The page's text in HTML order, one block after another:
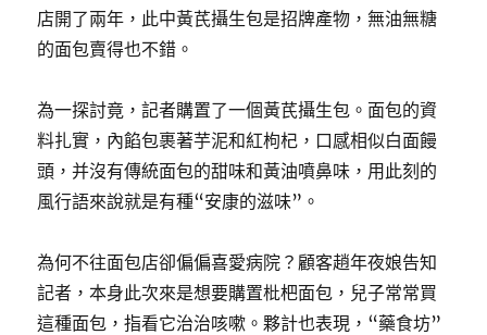
店開了兩年，此中黃芪攝生包是招牌產物，無油無糖
的面包賣得也不錯。
為一探討竟，記者購置了一個黃芪攝生包。面包的資
料扎實，內餡包裹著芋泥和紅枸杞，口感相似白面饅
頭，并沒有傳統面包的甜味和黃油噴鼻味，用此刻的
風行語來說就是有種“安康的滋味”。
為何不往面包店卻偏偏喜愛病院？顧客趙年夜娘告知
記者，本身此次來是想要購置枇杷面包，兒子常常買
這種面包，指看它治治咳嗽。夥計也表現，“藥食坊”